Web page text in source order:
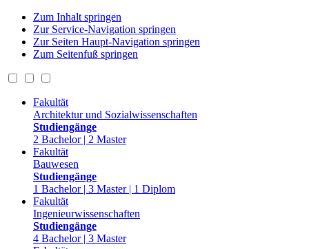
Zum Inhalt springen
Zur Service-Navigation springen
Zur Seiten Haupt-Navigation springen
Zum Seitenfuß springen
Fakultät
Architektur und Sozialwissenschaften
Studiengänge
2 Bachelor | 2 Master
Fakultät
Bauwesen
Studiengänge
1 Bachelor | 3 Master | 1 Diplom
Fakultät
Ingenieurwissenschaften
Studiengänge
4 Bachelor | 3 Master